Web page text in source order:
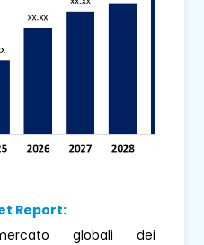
Report:
globali dei